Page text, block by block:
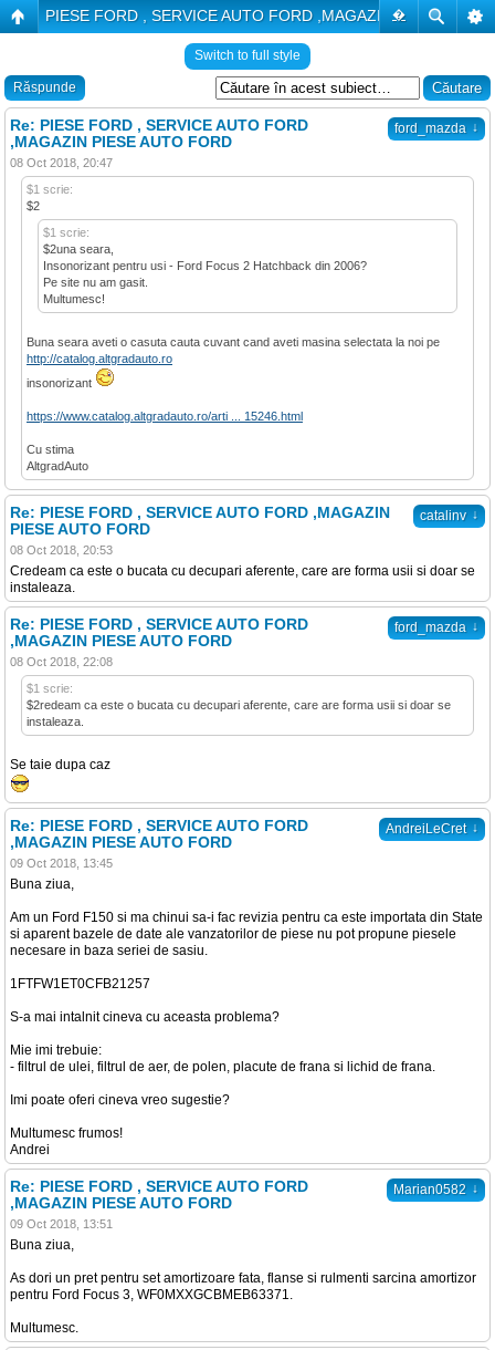
�
PIESE FORD , SERVICE AUTO FORD ,MAGAZIN PIESE AUTO
Switch to full style
Răspunde
ford_mazda ↓
Re: PIESE FORD , SERVICE AUTO FORD
,MAGAZIN PIESE AUTO FORD
08 Oct 2018, 20:47
$1 scrie:
$2
$1 scrie:
$2una seara,
Insonorizant pentru usi - Ford Focus 2 Hatchback din 2006?
Pe site nu am gasit.
Multumesc!
Buna seara aveti o casuta cauta cuvant cand aveti masina selectata la noi pe
http://catalog.altgradauto.ro
insonorizant
https://www.catalog.altgradauto.ro/arti ... 15246.html
Cu stima
AltgradAuto
catalinv ↓
Re: PIESE FORD , SERVICE AUTO FORD ,MAGAZIN
PIESE AUTO FORD
08 Oct 2018, 20:53
Credeam ca este o bucata cu decupari aferente, care are forma usii si doar se
instaleaza.
ford_mazda ↓
Re: PIESE FORD , SERVICE AUTO FORD
,MAGAZIN PIESE AUTO FORD
08 Oct 2018, 22:08
$1 scrie:
$2redeam ca este o bucata cu decupari aferente, care are forma usii si doar se
instaleaza.
Se taie dupa caz
AndreiLeCret ↓
Re: PIESE FORD , SERVICE AUTO FORD
,MAGAZIN PIESE AUTO FORD
09 Oct 2018, 13:45
Buna ziua,
Am un Ford F150 si ma chinui sa-i fac revizia pentru ca este importata din State
si aparent bazele de date ale vanzatorilor de piese nu pot propune piesele
necesare in baza seriei de sasiu.
1FTFW1ET0CFB21257
S-a mai intalnit cineva cu aceasta problema?
Mie imi trebuie:
- filtrul de ulei, filtrul de aer, de polen, placute de frana si lichid de frana.
Imi poate oferi cineva vreo sugestie?
Multumesc frumos!
Andrei
Marian0582 ↓
Re: PIESE FORD , SERVICE AUTO FORD
,MAGAZIN PIESE AUTO FORD
09 Oct 2018, 13:51
Buna ziua,
As dori un pret pentru set amortizoare fata, flanse si rulmenti sarcina amortizor
pentru Ford Focus 3, WF0MXXGCBMEB63371.
Multumesc.